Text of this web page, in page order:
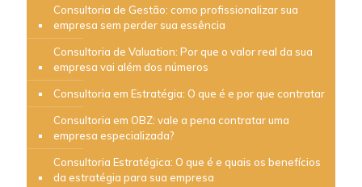
Consultoria de Gestão: como profissionalizar sua
empresa sem perder sua essência
Consultoria de Valuation: Por que o valor real da sua
empresa vai além dos números
Consultoria em Estratégia: O que é e por que contratar
Consultoria em OBZ: vale a pena contratar uma
empresa especializada?
Consultoria Estratégica: O que é e quais os benefícios
da estratégia para sua empresa